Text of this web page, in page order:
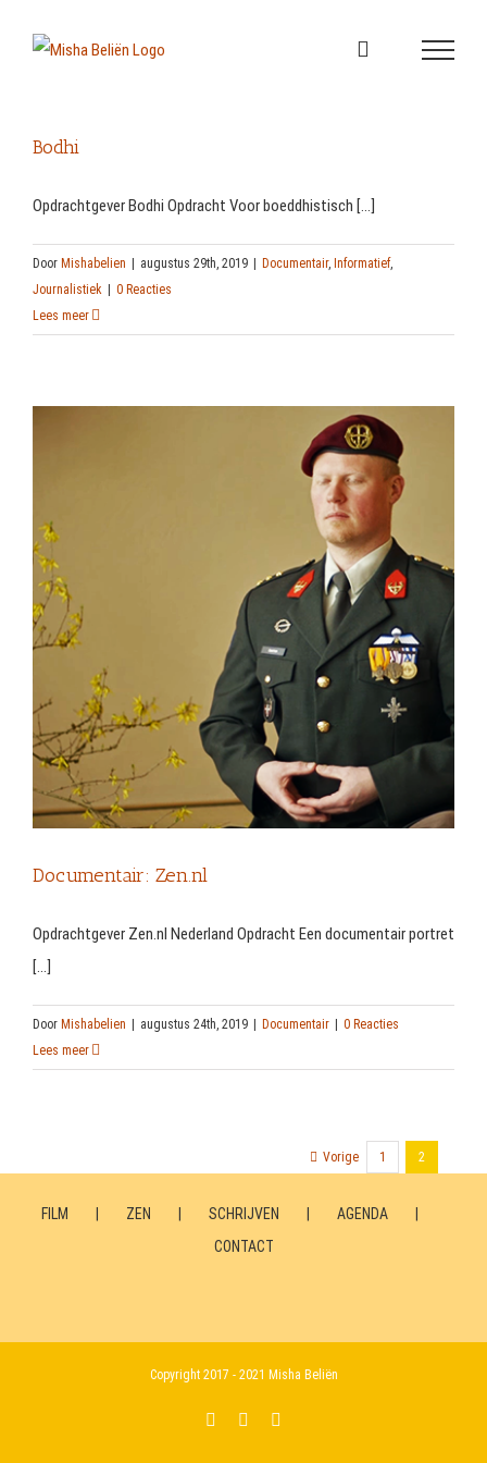
Bodhi
Opdrachtgever Bodhi Opdracht Voor boeddhistisch [...]
Door Mishabelien augustus 29th, 2019 Documentair, Informatief,
Journalistiek
0 Reacties
Lees meer
Documentair: Zen.nl
Opdrachtgever Zen.nl Nederland Opdracht Een documentair portret
[...]
Door Mishabelien augustus 24th, 2019 Documentair
0 Reacties
Lees meer
Vorige 1 2
FILM ZEN SCHRIJVEN
AGENDA
CONTACT
Copyright 2017 - 2021 Misha Beliën
LinkedInYouTube